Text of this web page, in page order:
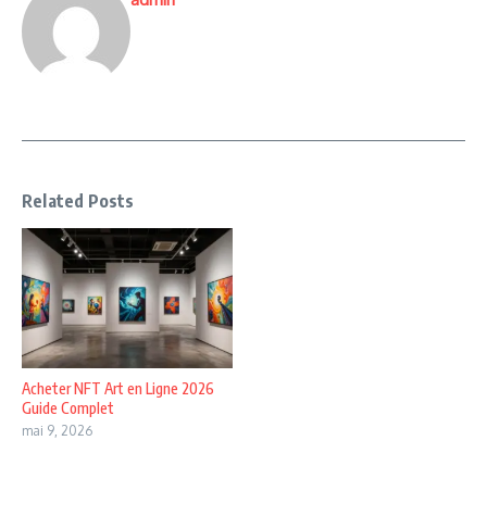
Related Posts
Acheter NFT Art en Ligne 2026
Guide Complet
mai 9, 2026